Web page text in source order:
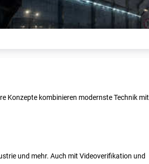
Konzepte kombinieren modernste Technik mit
und mehr. Auch mit Videoverifikation und